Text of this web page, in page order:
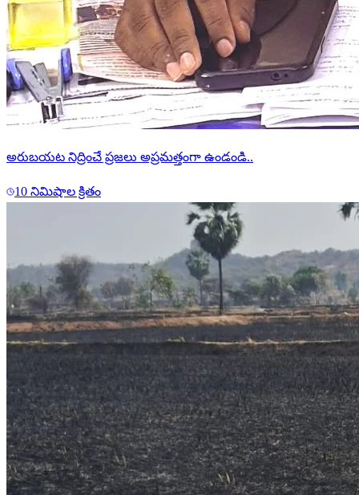
అరుబయట నిద్రించే ప్రజలు అప్రమత్తంగా ఉండండి..
10 నిమిషాల క్రితం